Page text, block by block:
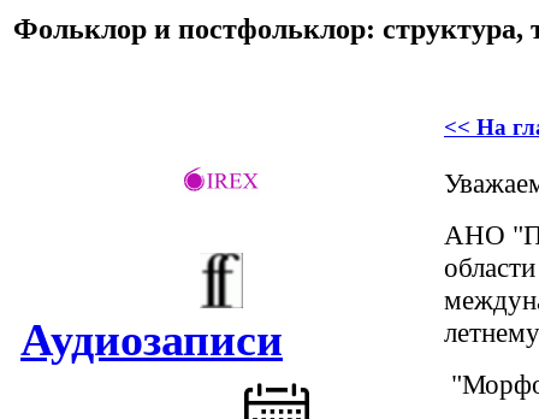
Фольклор и постфольклор: структура,
Аудиозаписи
<< На
АНО